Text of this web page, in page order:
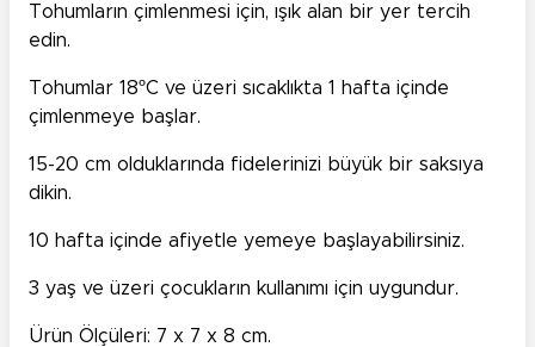
Tohumların çimlenmesi için, ışık alan bir yer tercih
edin.
Tohumlar 18ºC ve üzeri sıcaklıkta 1 hafta içinde
çimlenmeye başlar.
15-20 cm olduklarında fidelerinizi büyük bir saksıya
dikin.
10 hafta içinde afiyetle yemeye başlayabilirsiniz.
3 yaş ve üzeri çocukların kullanımı için uygundur.
Ürün Ölçüleri: 7 x 7 x 8 cm.